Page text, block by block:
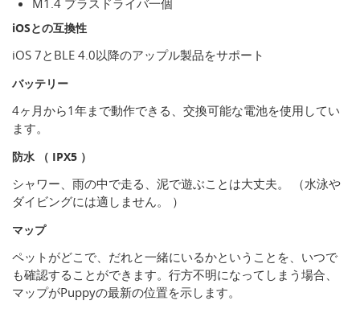
M1.4 プラスドライバ一個
iOSとの互換性
iOS 7とBLE 4.0以降のアップル製品をサポート
バッテリー
4ヶ月から1年まで動作できる、交換可能な電池を使用してい
ます。
防水 （ IPX5 ）
シャワー、雨の中で走る、泥で遊ぶことは大丈夫。 （水泳や
ダイビングには適しません。 ）
マップ
ペットがどこで、だれと一緒にいるかということを、いつで
も確認することができます。行方不明になってしまう場合、
マップがPuppyの最新の位置を示します。